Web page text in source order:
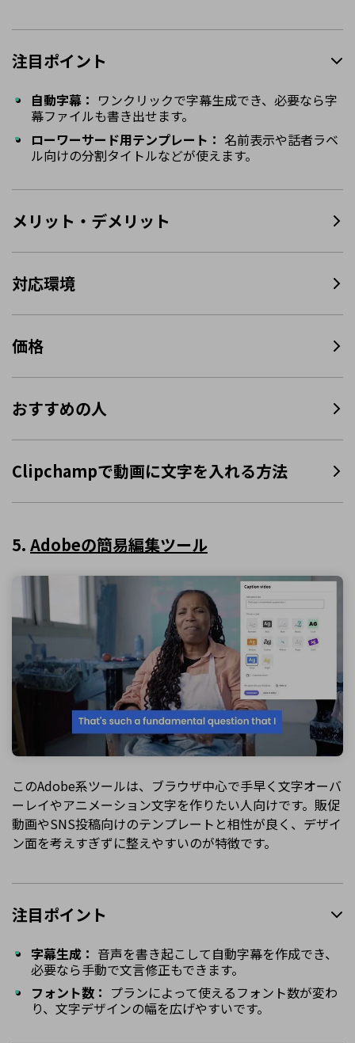
注目ポイント
自動字幕： ワンクリックで字幕生成でき、必要なら字
幕ファイルも書き出せます。
ローワーサード用テンプレート： 名前表示や話者ラベ
ル向けの分割タイトルなどが使えます。
メリット・デメリット
対応環境
価格
おすすめの人
Clipchampで動画に文字を入れる方法
5. Adobeの簡易編集ツール
このAdobe系ツールは、ブラウザ中心で手早く文字オーバ
ーレイやアニメーション文字を作りたい人向けです。販促
動画やSNS投稿向けのテンプレートと相性が良く、デザイ
ン面を考えすぎずに整えやすいのが特徴です。
注目ポイント
字幕生成： 音声を書き起こして自動字幕を作成でき、
必要なら手動で文言修正もできます。
フォント数： プランによって使えるフォント数が変わ
り、文字デザインの幅を広げやすいです。